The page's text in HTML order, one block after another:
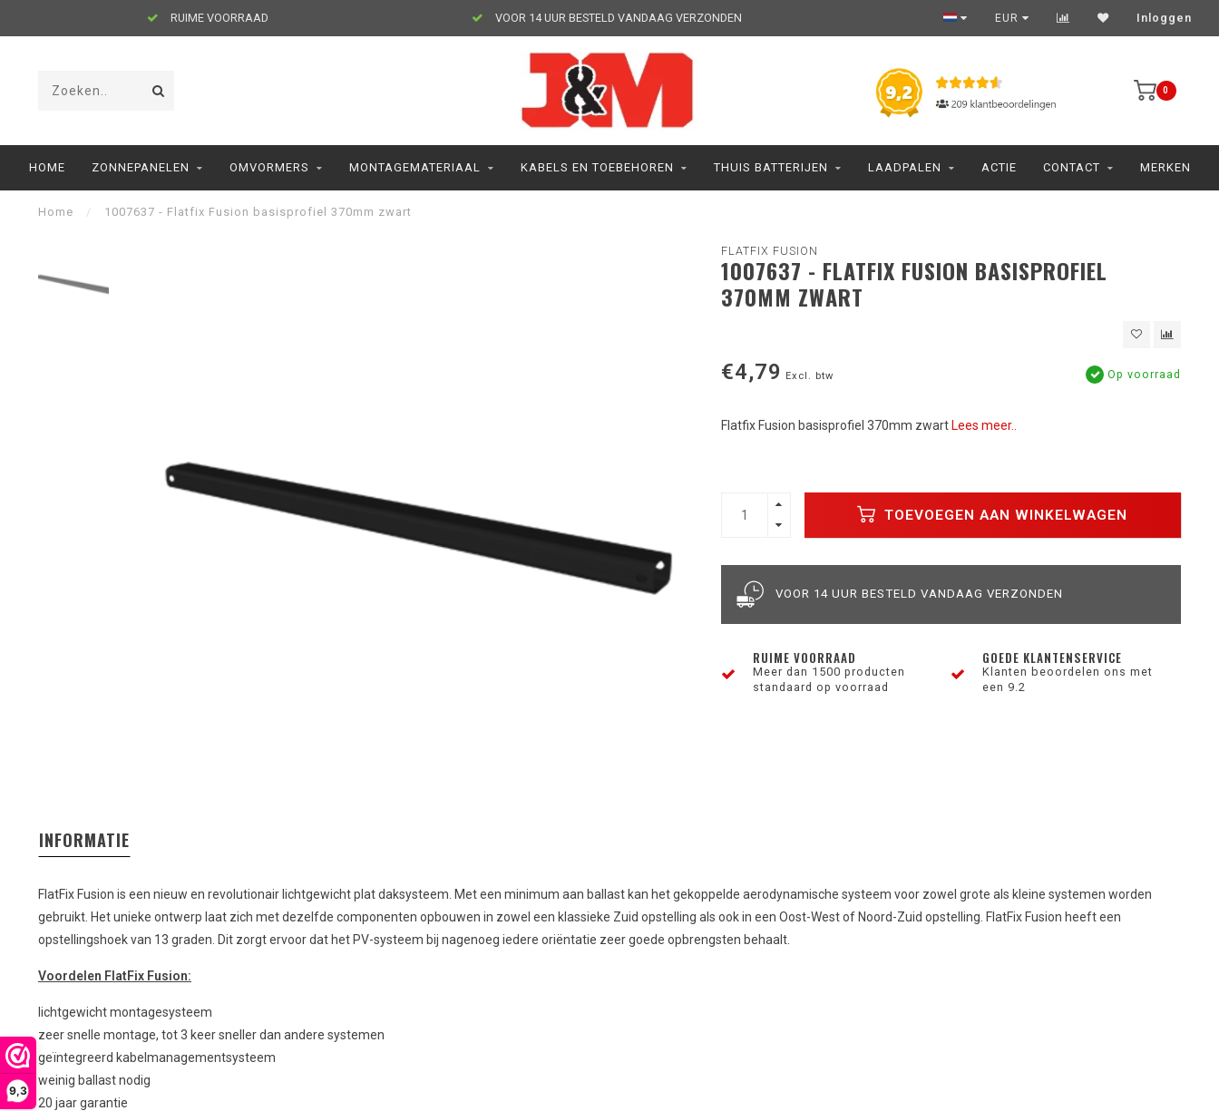
9,3
RUIME VOORRAAD VOOR 14 UUR BESTELD VANDAAG VERZONDEN EUR Inloggen
0
HOME ZONNEPANELEN OMVORMERS MONTAGEMATERIAAL KABELS EN TOEBEHOREN THUIS BATTERIJEN LAADPALEN ACTIE CONTACT MERKEN
Home / 1007637 - Flatfix Fusion basisprofiel 370mm zwart
FLATFIX FUSION
1007637 - FLATFIX FUSION BASISPROFIEL
370MM ZWART
€4,79 Excl. btw Op voorraad
Flatfix Fusion basisprofiel 370mm zwart Lees meer..
TOEVOEGEN AAN WINKELWAGEN
VOOR 14 UUR BESTELD VANDAAG VERZONDEN
RUIME VOORRAAD
Meer dan 1500 producten
standaard op voorraad
GOEDE KLANTENSERVICE
Klanten beoordelen ons met
een 9.2
INFORMATIE
FlatFix Fusion is een nieuw en revolutionair lichtgewicht plat daksysteem. Met een minimum aan ballast kan het gekoppelde aerodynamische systeem voor zowel grote als kleine systemen worden
gebruikt. Het unieke ontwerp laat zich met dezelfde componenten opbouwen in zowel een klassieke Zuid opstelling als ook in een Oost-West of Noord-Zuid opstelling. FlatFix Fusion heeft een
opstellingshoek van 13 graden. Dit zorgt ervoor dat het PV-systeem bij nagenoeg iedere oriëntatie zeer goede opbrengsten behaalt.
Voordelen FlatFix Fusion:
lichtgewicht montagesysteem
zeer snelle montage, tot 3 keer sneller dan andere systemen
geïntegreerd kabelmanagementsysteem
weinig ballast nodig
20 jaar garantie